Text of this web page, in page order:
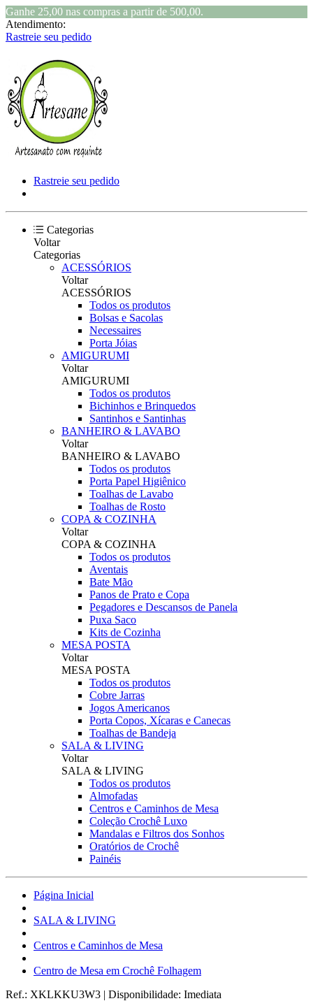
Ganhe 25,00 nas compras a partir de 500,00.
Atendimento:
Rastreie seu pedido
Rastreie seu pedido
Categorias
Voltar
Categorias
ACESSÓRIOS
Voltar
ACESSÓRIOS
Todos os produtos
Bolsas e Sacolas
Necessaires
Porta Jóias
AMIGURUMI
Voltar
AMIGURUMI
Todos os produtos
Bichinhos e Brinquedos
Santinhos e Santinhas
BANHEIRO & LAVABO
Voltar
BANHEIRO & LAVABO
Todos os produtos
Porta Papel Higiênico
Toalhas de Lavabo
Toalhas de Rosto
COPA & COZINHA
Voltar
COPA & COZINHA
Todos os produtos
Aventais
Bate Mão
Panos de Prato e Copa
Pegadores e Descansos de Panela
Puxa Saco
Kits de Cozinha
MESA POSTA
Voltar
MESA POSTA
Todos os produtos
Cobre Jarras
Jogos Americanos
Porta Copos, Xícaras e Canecas
Toalhas de Bandeja
SALA & LIVING
Voltar
SALA & LIVING
Todos os produtos
Almofadas
Centros e Caminhos de Mesa
Coleção Crochê Luxo
Mandalas e Filtros dos Sonhos
Oratórios de Crochê
Painéis
Página Inicial
SALA & LIVING
Centros e Caminhos de Mesa
Centro de Mesa em Crochê Folhagem
Ref.: XKLKKU3W3 | Disponibilidade: Imediata